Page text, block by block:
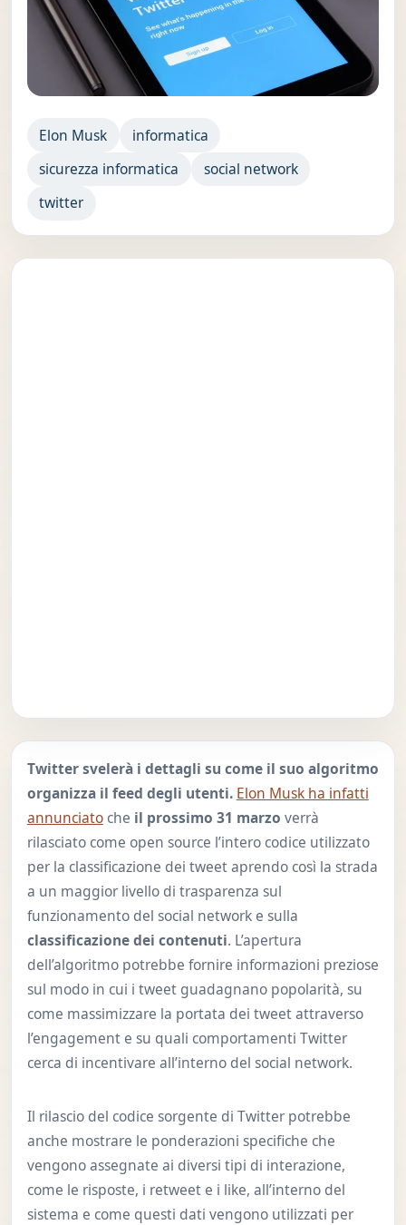
Elon Musk
informatica
sicurezza informatica
social network
twitter
Twitter svelerà i dettagli su come il suo algoritmo
organizza il feed degli utenti. Elon Musk ha infatti
annunciatoche il prossimo 31 marzo verrà
rilasciato come open source l’intero codice utilizzato
per la classificazione dei tweet aprendo così la strada
a un maggior livello di trasparenza sul
funzionamento del social network e sulla
classificazione dei contenuti. L’apertura
dell’algoritmo potrebbe fornire informazioni preziose
sul modo in cui i tweet guadagnano popolarità, su
come massimizzare la portata dei tweet attraverso
l’engagement e su quali comportamenti Twitter
cerca di incentivare all’interno del social network.
Il rilascio del codice sorgente di Twitter potrebbe
anche mostrare le ponderazioni specifiche che
vengono assegnate ai diversi tipi di interazione,
come le risposte, i retweet e i like, all’interno del
sistema e come questi dati vengono utilizzati per